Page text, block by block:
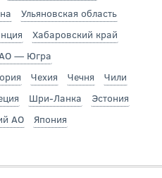
Ульяновская область
Хабаровский край
— Югра
Чехия Чечня
Чили
Шри-Ланка
Эстония
АО
Япония